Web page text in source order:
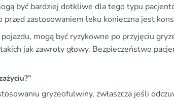
być bardziej dotkliwe dla tego typu
zastosowaniem leku konieczna jest
mogą być ryzykowne po przyjęciu
jak zawroty głowy. Bezpieczeństwo
gryzeofulwiny, zwłaszcza jeśli